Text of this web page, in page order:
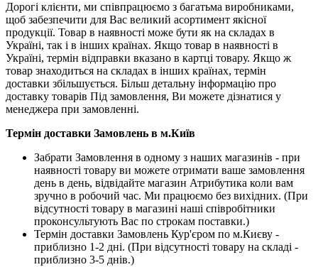
Дорогі клієнти, ми співпрацюємо з багатьма виробниками,
щоб забезпечити для Вас великий асортимент якісної
продукції. Товар в наявності може бути як на складах в
Україні, так і в інших країнах. Якщо товар в наявності в
Україні, термін відправки вказано в картці товару. Якщо ж
товар знаходиться на складах в інших країнах, термін
доставки збільшується. Більш детальну інформацію про
доставку товарів Під замовлення, Ви можете дізнатися у
менеджера при замовленні.
Термін доставки Замовлень в м.Київ
Забрати Замовлення в одному з наших магазинів - при
наявності товару ви можете отримати ваше замовлення
день в день, відвідайте магазин Атрибутика коли вам
зручно в робочий час. Ми працюємо без вихідних. (При
відсутності товару в магазині наші співробітники
проконсультують Вас по строкам поставки.)
Термін доставки Замовлень Кур'єром по м.Києву -
приблизно 1-2 дні. (При відсутності товару на складі -
приблизно 3-5 днів.)